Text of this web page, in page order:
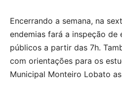
Encerrando a semana, na
endemias fará a inspeção de
públicos a partir das 7h.
com orientações para os
Municipal Monteiro Lobato